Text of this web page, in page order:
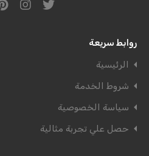
روابط سريعة
الرئيسية
شروط الخدمة
سياسة الخصوصية
حصل علي تجربة مثالية